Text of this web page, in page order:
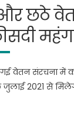
की
व्यवस्था
संचालित
मजबूर
थी
यूपी
में
64
कार्ड
हो
और छठे
वेतन संरचना में
2021 से